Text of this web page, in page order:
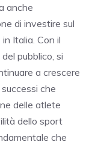
anche
di investire sul
Italia. Con il
pubblico, si
a crescere
che
delle atlete
dello sport
che